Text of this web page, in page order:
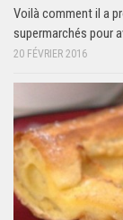
Voilà comment il a
supermarchés pour
20 FÉVRIER 2016